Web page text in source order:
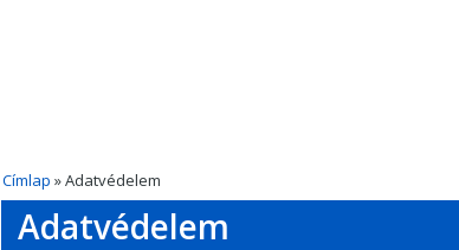
Címlap » Adatvédelem
Adatvédelem